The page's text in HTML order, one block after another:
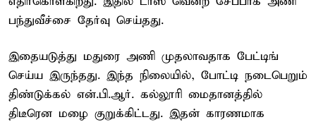
பந்துவீச்சை தேர்வு செய்தது.
இதையடுத்து மதுரை அணி முதலாவதாக பேட்டிங்
செய்ய இருந்தது. இந்த நிலையில், போட்டி நடைபெறும்
திண்டுக்கல் என்.பி.ஆர். கல்லூரி மைதானத்தில்
திடீரென மழை குறுக்கிட்டது. இதன் காரணமாக